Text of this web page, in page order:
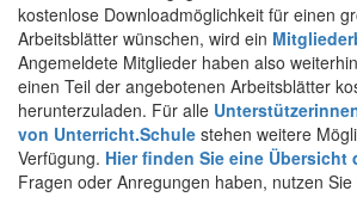
kostenlose Downloadmöglichkeit für einen
Arbeitsblätter wünschen, wird ein
Angemeldete Mitglieder haben also
einen Teil der angebotenen Arbeitsblätter
herunterzuladen. Für alle
von Unterricht.Schule stehen weitere
Verfügung. Hier finden Sie eine Übersicht
Fragen oder Anregungen haben, nutzen